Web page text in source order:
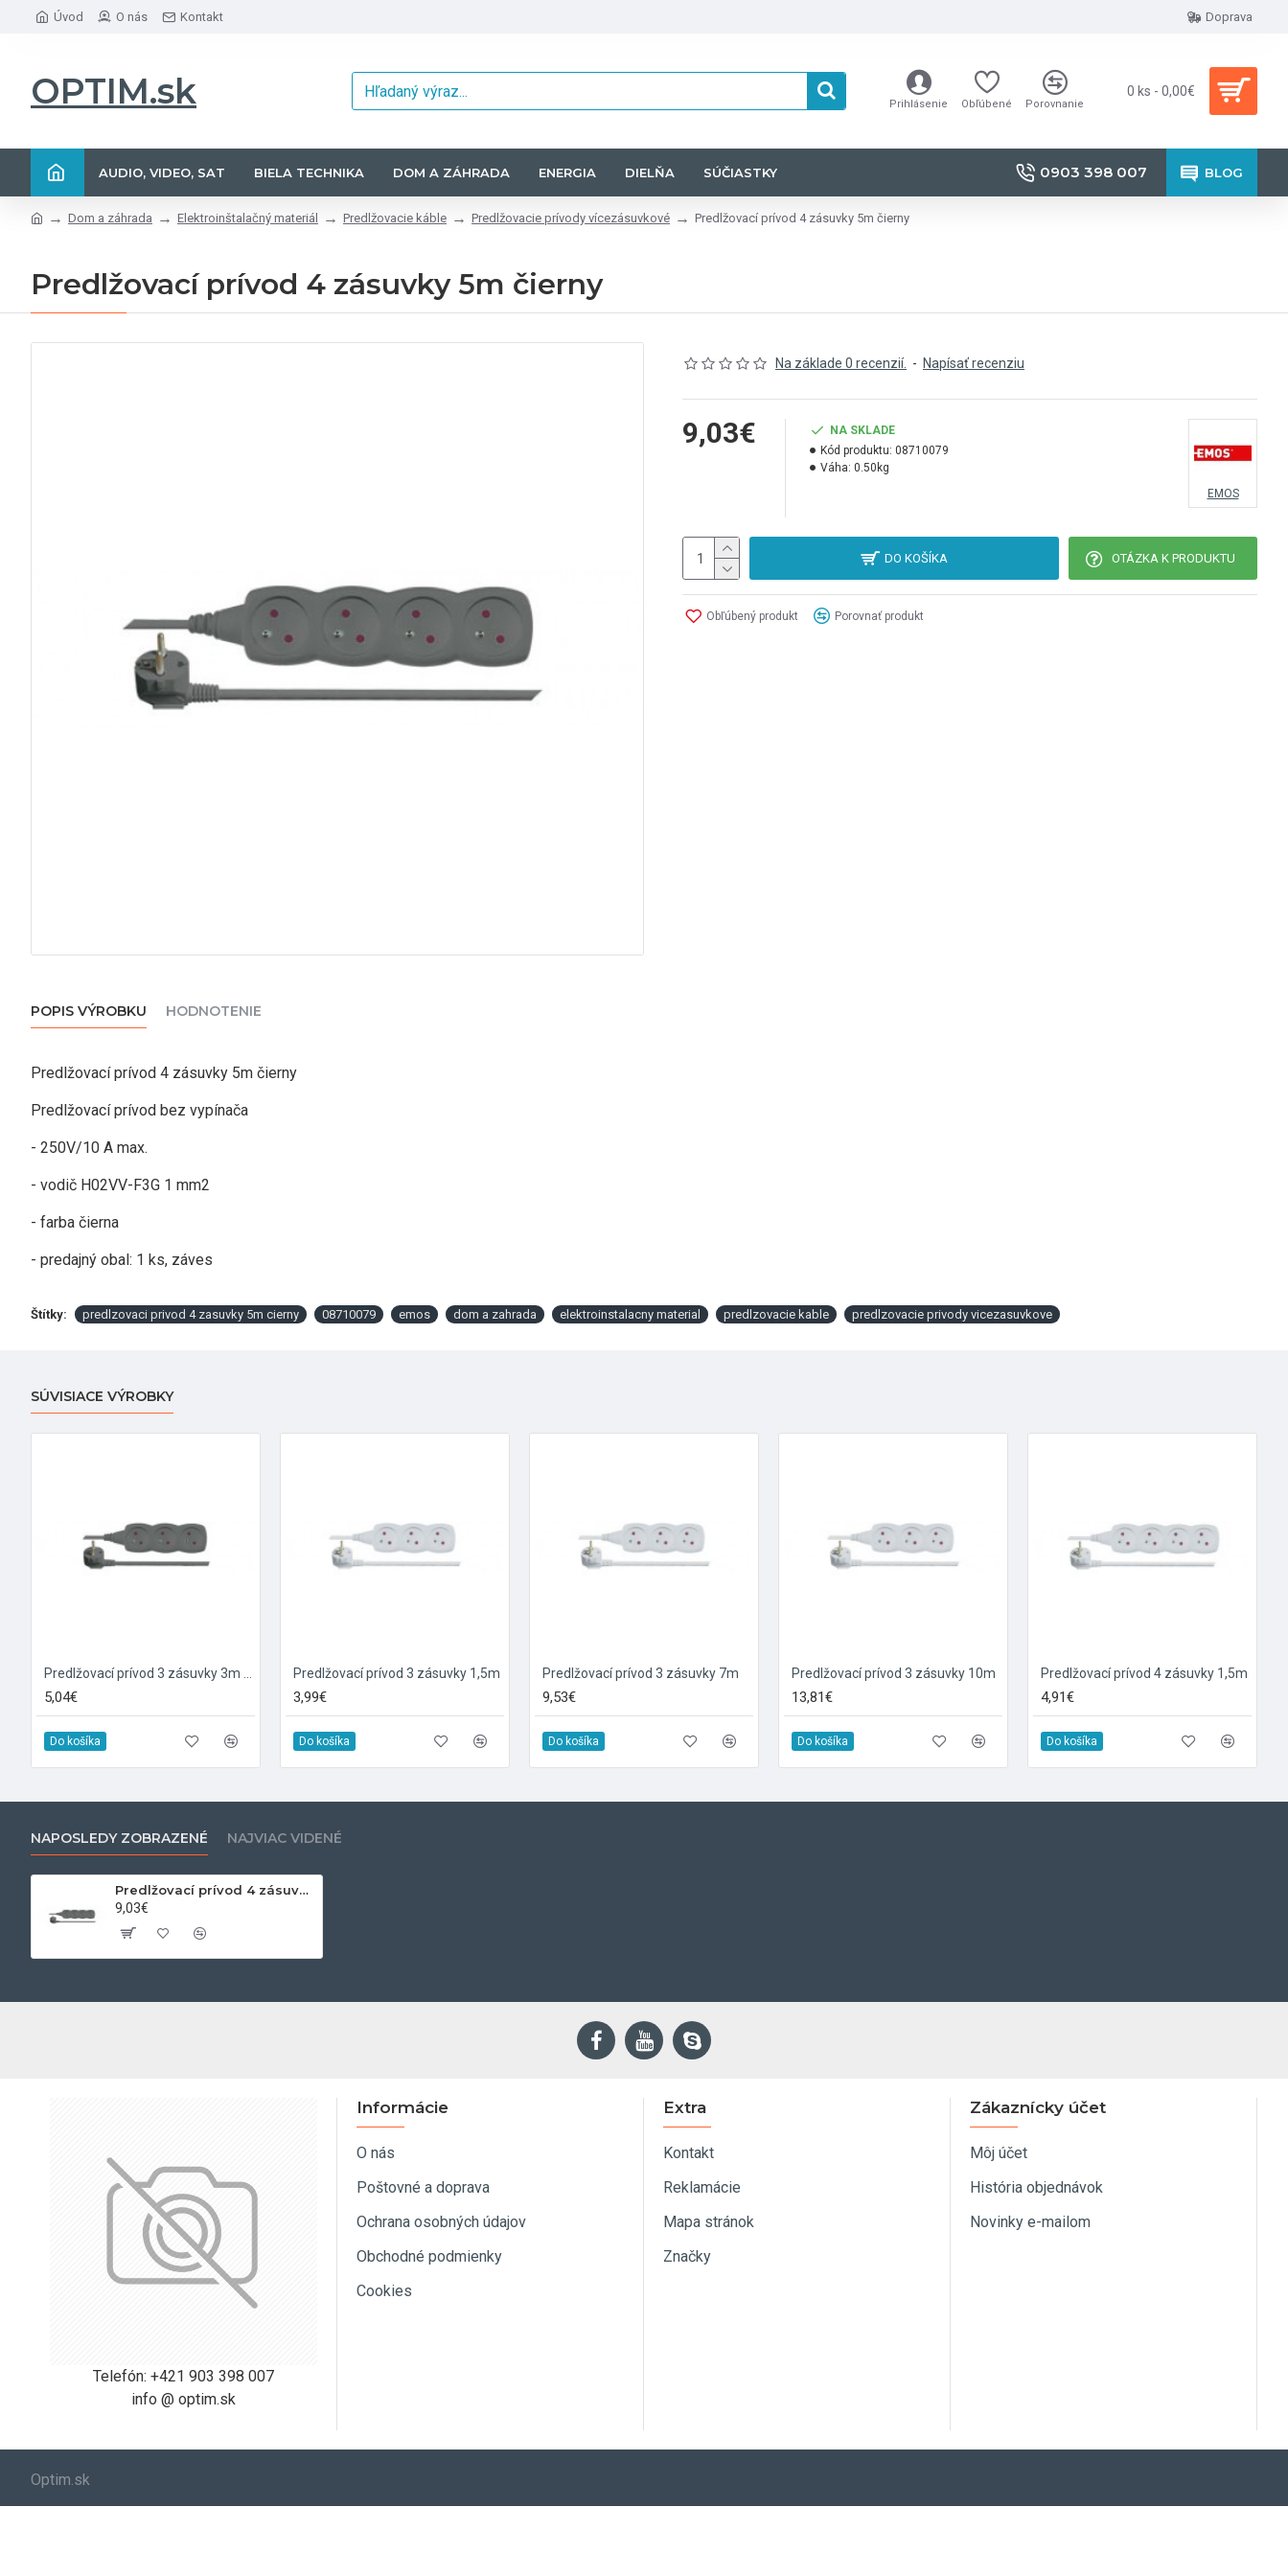
Úvod O nás Kontakt Doprava
OPTIM.sk Prihlásenie Obľúbené Porovnanie
0 ks - 0,00€
AUDIO, VIDEO, SAT BIELA TECHNIKA DOM A ZÁHRADA ENERGIA DIELŇA SÚČIASTKY 0903 398 007 BLOG
Dom a záhrada Elektroinštalačný materiál Predlžovacie káble Predlžovacie prívody vícezásuvkové Predlžovací prívod 4 zásuvky 5m čierny
Predlžovací prívod 4 zásuvky 5m čierny
Na základe 0 recenzií. - Napísať recenziu
9,03€
NA SKLADE
Kód produktu: 08710079
Váha: 0.50kg
EMOS
DO KOŠÍKA OTÁZKA K PRODUKTU
Obľúbený produkt Porovnať produkt
POPIS VÝROBKU HODNOTENIE
Predlžovací prívod 4 zásuvky 5m čierny
Predlžovací prívod bez vypínača
- 250V/10 A max.
- vodič H02VV-F3G 1 mm2
- farba čierna
- predajný obal: 1 ks, záves
Štítky: predlzovaci privod 4 zasuvky 5m cierny 08710079 emos dom a zahrada elektroinstalacny material predlzovacie kable predlzovacie privody vicezasuvkove
SÚVISIACE VÝROBKY
5,04€
Do košíka
Predlžovací prívod 3 zásuvky 1,5m
3,99€
Do košíka
Predlžovací prívod 3 zásuvky 7m
9,53€
Do košíka
Predlžovací prívod 3 zásuvky 10m
13,81€
Do košíka
Predlžovací prívod 4 zásuvky 1,5m
4,91€
Do košíka
NAPOSLEDY ZOBRAZENÉ NAJVIAC VIDENÉ
Predlžovací prívod 4 zásuvky 5m čierny
9,03€
Telefón: +421 903 398 007
info @ optim.sk
Informácie
O nás
Poštovné a doprava
Ochrana osobných údajov
Obchodné podmienky
Cookies
Extra
Kontakt
Reklamácie
Mapa stránok
Značky
Zákaznícky účet
Môj účet
História objednávok
Novinky e-mailom
Optim.sk